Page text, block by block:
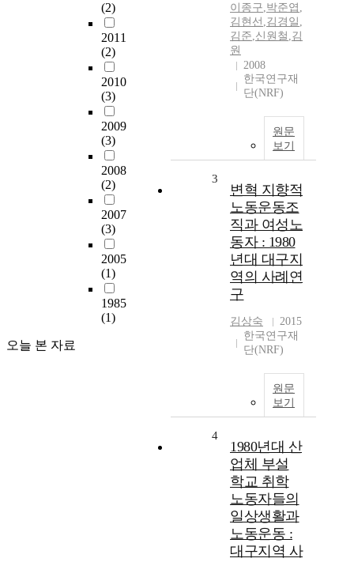
(2)
2011
(2)
2010
(3)
2009
(3)
2008
(2)
2007
(3)
2005
(1)
1985
(1)
오늘 본 자료
이종구,박준엽 ,
김현선 ,김경일 ,
김준,신원철 ,김
원
2008
한국연구재
단(NRF)
원문
보기
3
변혁 지향적
노동운동조
직과 여성노
동자 : 1980
년대 대구지
역의 사례연
구
김상숙
2015
한국연구재
단(NRF)
원문
보기
4
1980년대 산
업체 부설
학교 취학
노동자들의
일상생활과
노동운동 :
대구지역 사